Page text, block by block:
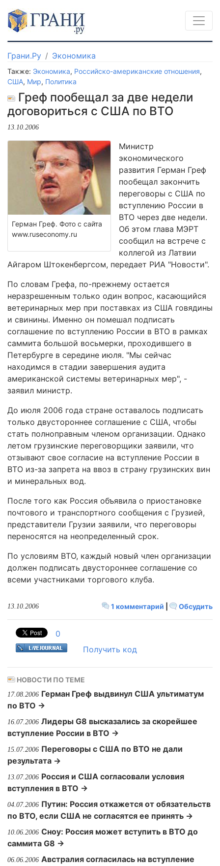
Грани.Ру Экономика
Также: Экономика, Российско-американские отношения,
США, Мир, Политика
Греф пообещал за две недели
договориться с США по ВТО
13.10.2006
Герман Греф. Фото с сайта
www.ruseconomy.ru
Министр
экономического
развития Герман Греф
пообещал закончить
переговоры с США по
вступлению России в
ВТО через две недели.
Об этом глава МЭРТ
сообщил на встрече с
коллегой из Латвии
Айгаром Штокенбергсом, передает РИА "Новости".
По словам Грефа, по-прежнему остается
неразрешенным только один вопрос, касающийся
ветеринарных мер при поставках из США говядины
и свинины. Именно он помешал подписать
соглашение по вступлению России в ВТО в рамках
саммита большой восьмерки, проходившего в
Петербурге в середине июля. "Мы сейчас
находимся в стадии завершения аудита
американской системы ветеринарных мер", -
заявил министр.
До июля 2006 года стране оставалось подписать
только двустороннее соглашение с США, чтобы
стать полноправным членом организации. Однако
летом грузинские переговорщики заявили, что
отзывают свое согласие на вступление России в
ВТО из-за запрета на ввоз в страну грузинских вин
и минеральных вод.
После того как Россия объявила о приостановке
почтового и транспортного сообщения с Грузией,
представители Грузии заявили, что переговоры
переносятся на неопределенный срок.
По условиям ВТО, каждый новый член организации
должен подписать двустороннее соглашение со
всеми участниками торгового клуба.
1 комментарий Обсудить
13.10.2006
0
Получить код
НОВОСТИ ПО ТЕМЕ
17.08.2006 Герман Греф выдвинул США ультиматум
по ВТО →
16.07.2006 Лидеры G8 высказались за скорейшее
вступление России в ВТО →
15.07.2006 Переговоры с США по ВТО не дали
результата →
13.07.2006 Россия и США согласовали условия
вступления в ВТО →
04.07.2006 Путин: Россия откажется от обязательств
по ВТО, если США не согласятся ее принять →
10.06.2006 Сноу: Россия может вступить в ВТО до
саммита G8 →
06.06.2006 Австралия согласилась на вступление